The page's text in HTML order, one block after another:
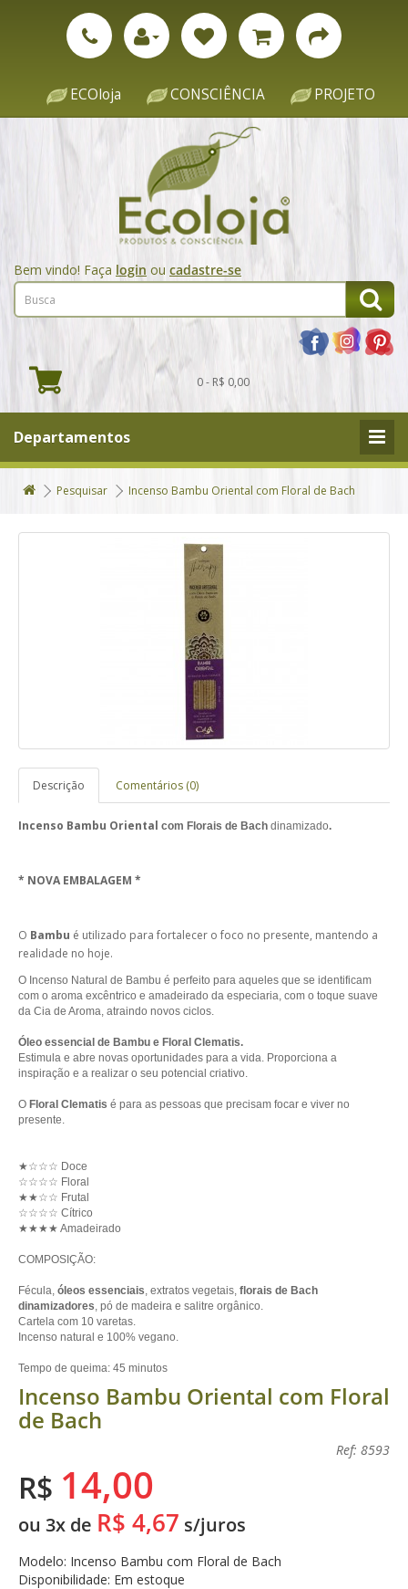
ECOloja CONSCIÊNCIA PROJETO
Bem vindo! Faça login ou cadastre-se
0 - R$ 0,00
Departamentos
Pesquisar Incenso Bambu Oriental com Floral de Bach
Descrição Comentários (0)
Incenso Bambu Oriental com Florais de Bach dinamizado.
* NOVA EMBALAGEM *
O Bambu é utilizado para fortalecer o foco no presente, mantendo a
realidade no hoje.
O Incenso Natural de Bambu é perfeito para aqueles que se identificam
com o aroma excêntrico e amadeirado da especiaria, com o toque suave
da Cia de Aroma, atraindo novos ciclos.
Óleo essencial de Bambu e Floral Clematis.
Estimula e abre novas oportunidades para a vida. Proporciona a
inspiração e a realizar o seu potencial criativo.
O Floral Clematis é para as pessoas que precisam focar e viver no
presente.
★☆☆☆ Doce
☆☆☆☆ Floral
★★☆☆ Frutal
☆☆☆☆ Cítrico
★★★★ Amadeirado
COMPOSIÇÃO:
Fécula, óleos essenciais, extratos vegetais, florais de Bach
dinamizadores, pó de madeira e salitre orgânico.
Cartela com 10 varetas.
Incenso natural e 100% vegano.
Tempo de queima: 45 minutos
Incenso Bambu Oriental com Floral
de Bach
Ref: 8593
R$ 14,00
ou 3x de R$ 4,67 s/juros
Modelo: Incenso Bambu com Floral de Bach
Disponibilidade: Em estoque